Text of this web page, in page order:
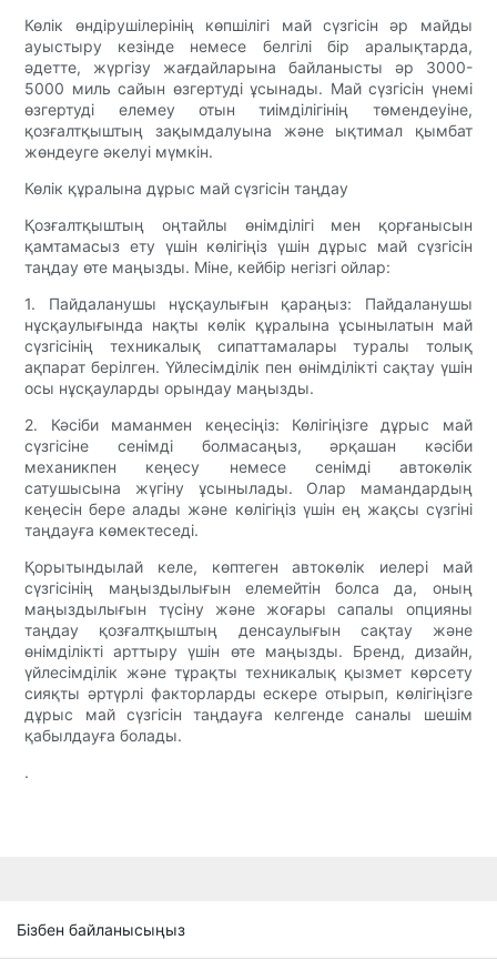
Көлік өндірушілерінің көпшілігі май сүзгісін әр майды
ауыстыру кезінде немесе белгілі бір аралықтарда,
әдетте, жүргізу жағдайларына байланысты әр 3000-
5000 миль сайын өзгертуді ұсынады. Май сүзгісін үнемі
өзгертуді елемеу отын тиімділігінің төмендеуіне,
қозғалтқыштың зақымдалуына және ықтимал қымбат
жөндеуге әкелуі мүмкін.
Көлік құралына дұрыс май сүзгісін таңдау
Қозғалтқыштың оңтайлы өнімділігі мен қорғанысын
қамтамасыз ету үшін көлігіңіз үшін дұрыс май сүзгісін
таңдау өте маңызды. Міне, кейбір негізгі ойлар:
1. Пайдаланушы нұсқаулығын қараңыз: Пайдаланушы
нұсқаулығында нақты көлік құралына ұсынылатын май
сүзгісінің техникалық сипаттамалары туралы толық
ақпарат берілген. Үйлесімділік пен өнімділікті сақтау үшін
осы нұсқауларды орындау маңызды.
2. Кәсіби маманмен кеңесіңіз: Көлігіңізге дұрыс май
сүзгісіне сенімді болмасаңыз, әрқашан кәсіби
механикпен кеңесу немесе сенімді автокөлік
сатушысына жүгіну ұсынылады. Олар мамандардың
кеңесін бере алады және көлігіңіз үшін ең жақсы сүзгіні
таңдауға көмектеседі.
Қорытындылай келе, көптеген автокөлік иелері май
сүзгісінің маңыздылығын елемейтін болса да, оның
маңыздылығын түсіну және жоғары сапалы опцияны
таңдау қозғалтқыштың денсаулығын сақтау және
өнімділікті арттыру үшін өте маңызды. Бренд, дизайн,
үйлесімділік және тұрақты техникалық қызмет көрсету
сияқты әртүрлі факторларды ескере отырып, көлігіңізге
дұрыс май сүзгісін таңдауға келгенде саналы шешім
қабылдауға болады.
.
Бізбен байланысыңыз